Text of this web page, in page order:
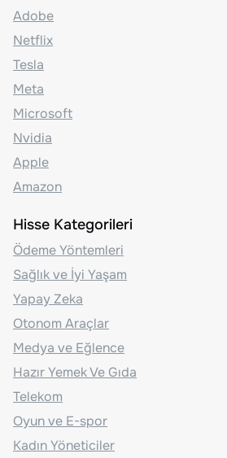
Adobe
Netflix
Tesla
Meta
Microsoft
Nvidia
Apple
Amazon
Hisse Kategorileri
Ödeme Yöntemleri
Sağlık ve İyi Yaşam
Yapay Zeka
Otonom Araçlar
Medya ve Eğlence
Hazır Yemek Ve Gıda
Telekom
Oyun ve E-spor
Kadın Yöneticiler